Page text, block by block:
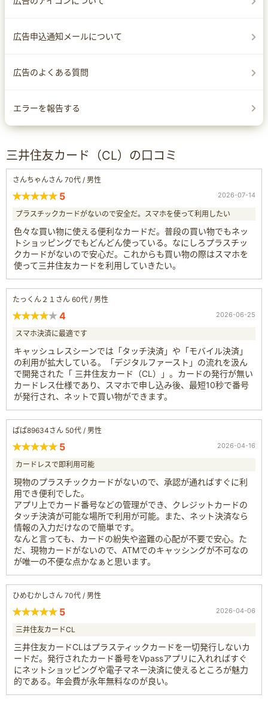
広告申込通知メールについて
広告のよくある質問
エラーを報告する
三井住友カード（CL）の口コミ
さんちゃんさん 70代 / 男性
5 2026-07-14
プラスチックカードがないので安全だ。スマホを使って利用したい
色々な買い物に使える便利なカードだ。普段の買い物でもネッ
トショッピングでもどんどん使っている。なにしろプラスチッ
クカードがないので安心だ。これからも買い物の際はスマホを
使って三井住友カードを利用していきたい。
たっくん２１さん 60代 / 男性
4 2026-06-25
スマホ決済に最適です
キャッシュレスシーンでは「タッチ決済」や「モバイル決済」
の利用が拡大している。「デジタルファースト」の流れを汲ん
で開発された「 三井住友カード（CL）」。カードの発行が無い
カードレス仕様であり、スマホで申し込み後、最短10秒で番号
が発行され、ネットで買い物ができます。
ぱぱ89634さん 50代 / 男性
5 2026-04-16
カードレスで即利用可能
現物のプラスチックカードがないので、承認が通ればすぐに利
用でき便利でした。
アプリ上でカード番号などの管理ができ、クレジットカードの
タッチ決済が可能な場所で利用が可能。また、ネット決済なら
情報の入力だけなので簡単です。
なんと言っても、カードの紛失や盗難の心配が不要で安心。た
だ、現物カードがないので、ATMでのキャッシングが不可なの
が唯一の不便な点かなぁと思います。
ひめむかしさん 70代 / 男性
5 2026-04-06
三井住友カードCL
三井住友カードCLはプラスティックカードを一切発行しないカ
ードだ。発行されたカード番号をVpassアプリに入れればすぐ
にネットショッピングや電子マネー決済に使えるところが魅力
的である。年会費が永年無料なのが良い。